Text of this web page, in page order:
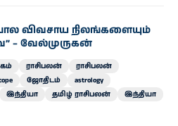
விவசாய நிலங்களையும்
– வேல்முருகன்
ராசிபலன்
ராசிபலன்
ஜோதிடம்
astrology
இந்தியா தமிழ் ராசிபலன்
இந்தியா